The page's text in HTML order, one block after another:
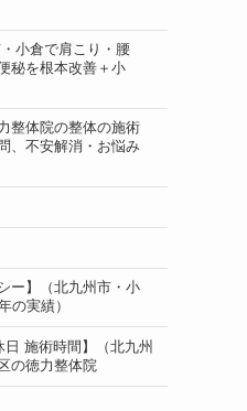
小倉で肩こり・腰
秘を根本改善＋小
整体院の整体の施術
、不安解消・お悩み
ー】（北九州市・小
の実績）
日 施術時間】（北九州
の徳力整体院